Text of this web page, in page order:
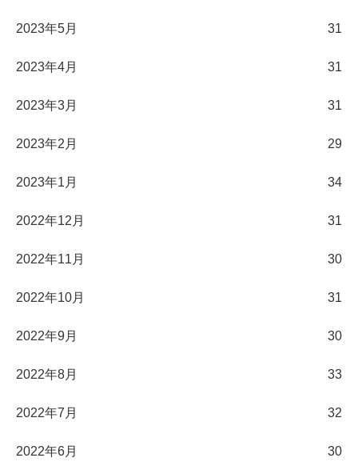
2023年5月 31
2023年4月 31
2023年3月 31
2023年2月 29
2023年1月 34
2022年12月 31
2022年11月 30
2022年10月 31
2022年9月 30
2022年8月 33
2022年7月 32
2022年6月 30